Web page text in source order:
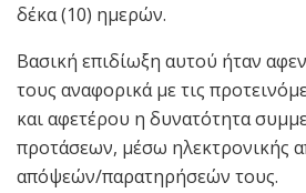
δέκα (10) ημερών.
Βασική επιδίωξη αυτού ήταν
τους αναφορικά με τις
και αφετέρου η δυνατότητα
προτάσεων, μέσω ηλεκτρονικής
απόψεών/παρατηρήσεών τους.